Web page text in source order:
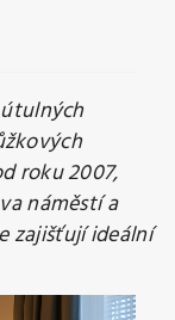
roku 2007,
náměstí a
zajišťují ideální